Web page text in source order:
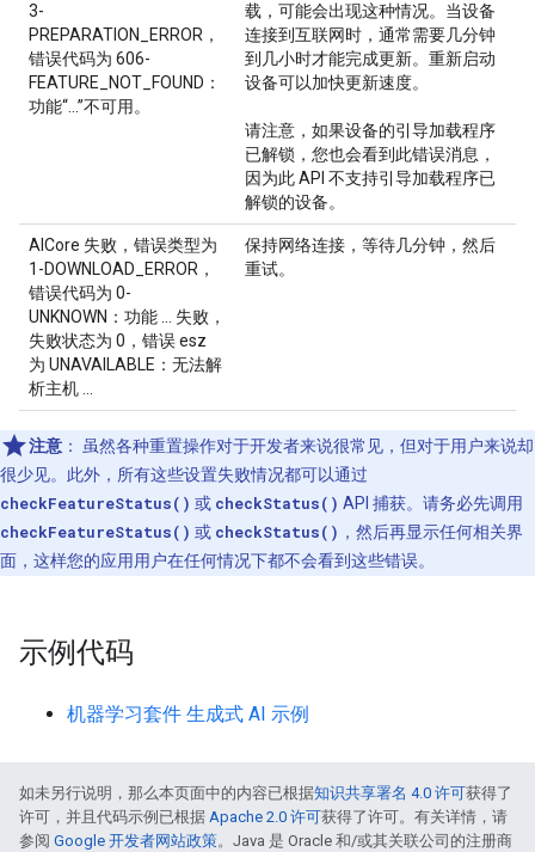
3-
PREPARATION_ERROR，
错误代码为 606-
FEATURE_NOT_FOUND：
功能“...”不可用。
载，可能会出现这种情况。当设备
连接到互联网时，通常需要几分钟
到几小时才能完成更新。重新启动
设备可以加快更新速度。
请注意，如果设备的引导加载程序
已解锁，您也会看到此错误消息，
因为此 API 不支持引导加载程序已
解锁的设备。
AICore 失败，错误类型为
1-DOWNLOAD_ERROR，
错误代码为 0-
UNKNOWN：功能 ... 失败，
失败状态为 0，错误 esz
为 UNAVAILABLE：无法解
析主机 ...
保持网络连接，等待几分钟，然后
重试。
注意 ： 虽然各种重置操作对于开发者来说很常见，但对于用户来说却
很少见。此外，所有这些设置失败情况都可以通过
checkFeatureStatus() 或 checkStatus() API 捕获。请务必先调用
checkFeatureStatus() 或 checkStatus() ，然后再显示任何相关界
面，这样您的应用用户在任何情况下都不会看到这些错误。
示例代码
机器学习套件 生成式 AI 示例
如未另行说明，那么本页面中的内容已根据知识共享署名 4.0 许可获得了
许可，并且代码示例已根据 Apache 2.0 许可获得了许可。有关详情，请
参阅 Google 开发者网站政策。Java 是 Oracle 和/或其关联公司的注册商